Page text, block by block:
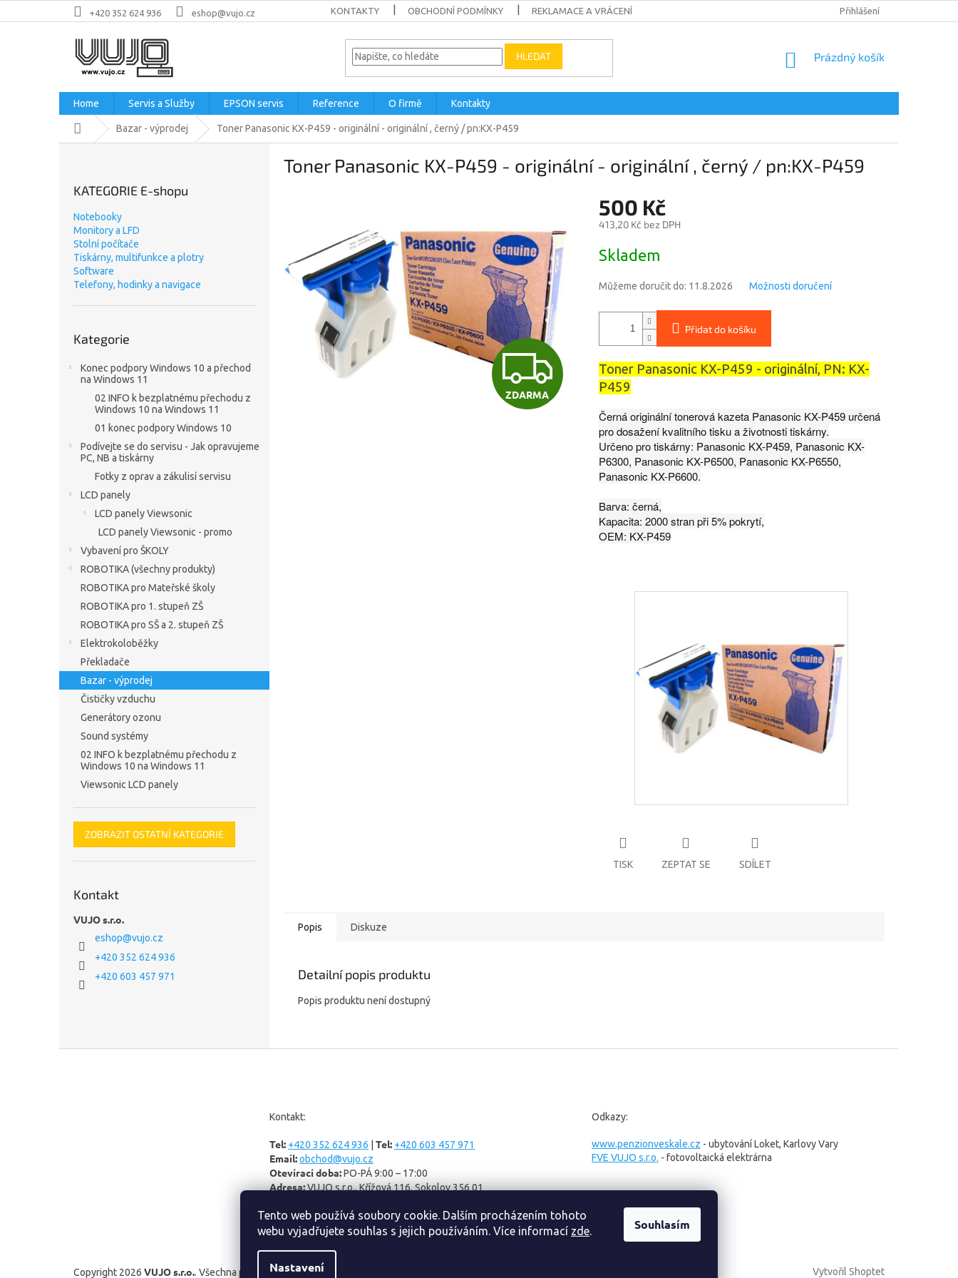
Tento web používá soubory cookie. Dalším procházením tohoto
webu vyjadřujete souhlas s jejich používáním. Více informací zde.
Nastavení
Souhlasím
na
+420 352 624 936 eshop@vujo.cz KONTAKTY OBCHODNÍ PODMÍNKY REKLAMACE A VRÁCENÍ PODMÍNKY OCHRANY OSOBNÍCH ÚDAJŮ
Přihlášení
HLEDAT
NÁKUPNÍ
Prázdný košík
Home Servis a Služby EPSON servis Reference O firmě Kontakty
Domů Bazar - výprodej Toner Panasonic KX-P459 - originální - originální , černý / pn:KX-P459
KATEGORIE E-shopu
Notebooky
Monitory a LFD
Stolní počítače
Tiskárny, multifunkce a plotry
Software
Telefony, hodinky a navigace
kategorie
Kategorie
Konec podpory Windows 10 a přechod
na Windows 11
02 INFO k bezplatnému přechodu z
Windows 10 na Windows 11
01 konec podpory Windows 10
Podívejte se do servisu - Jak opravujeme
PC, NB a tiskárny
Fotky z oprav a zákulisí servisu
LCD panely
LCD panely Viewsonic
LCD panely Viewsonic - promo
Vybavení pro ŠKOLY
ROBOTIKA (všechny produkty)
ROBOTIKA pro Mateřské školy
ROBOTIKA pro 1. stupeň ZŠ
ROBOTIKA pro SŠ a 2. stupeň ZŠ
Elektrokoloběžky
Překladače
Bazar - výprodej
Čističky vzduchu
Generátory ozonu
Sound systémy
02 INFO k bezplatnému přechodu z
Windows 10 na Windows 11
Viewsonic LCD panely
ZOBRAZIT OSTATNÍ KATEGORIE
Kontakt
VUJO s.r.o.
eshop@vujo.cz
+420 352 624 936
+420 603 457 971
Toner Panasonic KX-P459 - originální - originální , černý / pn:KX-P459
Z
D
ZDARMA
500 Kč
413,20 Kč bez DPH
cena:
Skladem
Můžeme doručit do: 11.8.2026 Možnosti doručení
Přidat do košíku
Toner Panasonic KX-P459 - originální, PN: KX-
P459
Černá originální tonerová kazeta Panasonic KX-P459 určená
pro dosažení kvalitního tisku a životnosti tiskárny.
Určeno pro tiskárny: Panasonic KX-P459, Panasonic KX-
P6300, Panasonic KX-P6500, Panasonic KX-P6550,
Panasonic KX-P6600.
Barva: černá,
Kapacita: 2000 stran při 5% pokrytí,
OEM: KX-P459
TISK ZEPTAT SE SDÍLET
Popis Diskuze
Detailní popis produktu
Popis produktu není dostupný
Kontakt:
Tel: +420 352 624 936 Tel: +420 603 457 971
Email:obchod@vujo.cz
Otevírací doba:PO-PÁ 9:00 – 17:00
Adresa:VUJO s.r.o., Křížová 116, Sokolov 356 01
Odkazy:
www.penzionveskale.cz - ubytování Loket, Karlovy Vary
FVE VUJO s.r.o. - fotovoltaická elektrárna
Vytvořil Shoptet
Copyright 2026 VUJO s.r.o.. Všechna práva vyhrazena.